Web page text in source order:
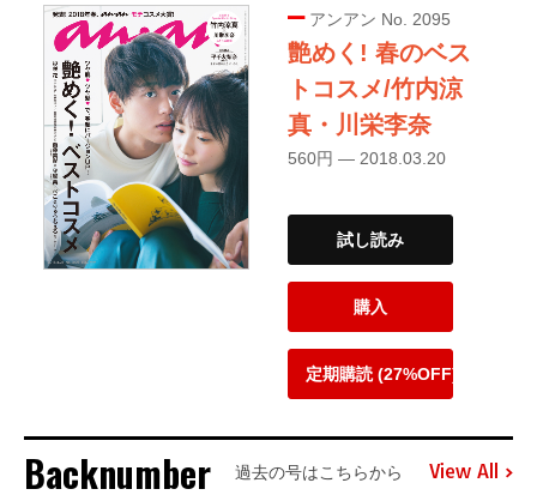
アンアン No. 2095
艶めく! 春のベス
トコスメ/竹内涼
真・川栄李奈
560円 — 2018.03.20
試し読み
購入
定期購読 (27%OFF)
Backnumber 過去の号はこちらから View All